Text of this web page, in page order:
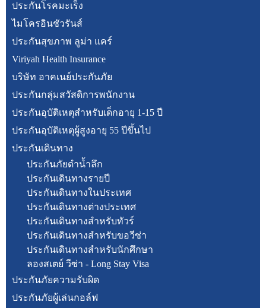
ประกันโรคมะเร็ง
ไมโครอินชัวรันส์
ประกันสุขภาพ ลูม่า แคร์
Viriyah Health Insurance
บริษัท อาคเนย์ประกันภัย
ประกันกลุ่มสวัสดิการพนักงาน
ประกันอุบัติเหตุสำหรับเด็กอายุ 1-15 ปี
ประกันอุบัติเหตุผู้สูงอายุ 55 ปีขึ้นไป
ประกันเดินทาง
ประกันภัยดำน้ำลึก
ประกันเดินทางรายปี
ประกันเดินทางในประเทศ
ประกันเดินทางต่างประเทศ
ประกันเดินทางสำหรับทัวร์
ประกันเดินทางสำหรับขอวีซ่า
ประกันเดินทางสำหรับนักศึกษา
ลองสเตย์ วีซ่า - Long Stay Visa
ประกันภัยความรับผิด
ประกันภัยผู้เล่นกอล์ฟ